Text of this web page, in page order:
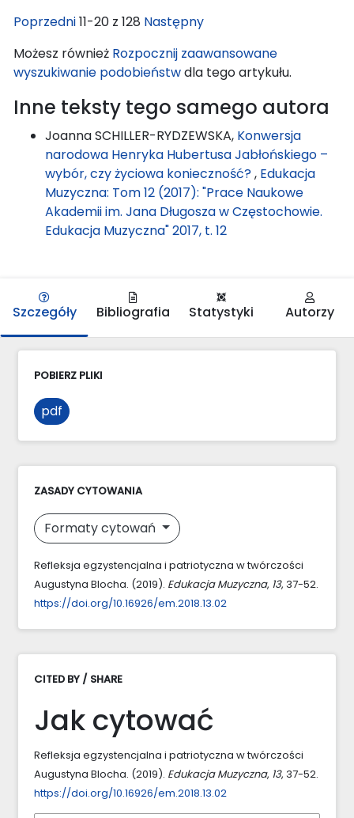
Poprzedni11-20 z 128 Następny
Możesz również Rozpocznij zaawansowane
wyszukiwanie podobieństwdla tego artykułu.
Inne teksty tego samego autora
Joanna SCHILLER-RYDZEWSKA, Konwersja
narodowa Henryka Hubertusa Jabłońskiego –
wybór, czy życiowa konieczność?, Edukacja
Muzyczna: Tom 12 (2017): "Prace Naukowe
Akademii im. Jana Długosza w Częstochowie.
Edukacja Muzyczna" 2017, t. 12
Szczegóły Bibliografia Statystyki Autorzy
POBIERZ PLIKI
pdf
ZASADY CYTOWANIA
Formaty cytowań
Refleksja egzystencjalna i patriotyczna w twórczości
Augustyna Blocha. (2019). Edukacja Muzyczna, 13, 37-52.
https://doi.org/10.16926/em.2018.13.02
CITED BY / SHARE
Jak cytować
Refleksja egzystencjalna i patriotyczna w twórczości
Augustyna Blocha. (2019). Edukacja Muzyczna, 13, 37-52.
https://doi.org/10.16926/em.2018.13.02